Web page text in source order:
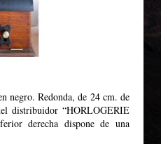
negro. Redonda, de 24 cm. de
distribuidor “HORLOGERIE
derecha dispone de una